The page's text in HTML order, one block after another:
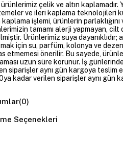
ürünlerimiz çelik ve altın kaplamadır.
ve ileri kaplama teknolojileri
kaplama işlemi, ürünlerin parlaklığını
tamamı alerji yapmayan,
Ürünlerimiz suya dayanıklıdır;
için su, parfüm, kolonya ve
etmemesi önerilir. Bu sayede,
uzun süre korunur. İş
siparişler aynı gün kargoya teslim
kadar verilen siparişler aynı gün
(0)
Seçenekleri